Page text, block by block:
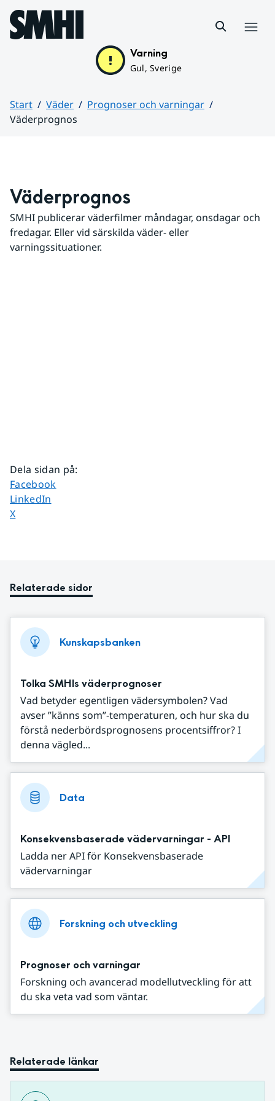
Hoppa till sidans innehåll
Varning
Gul, Sverige
Start Väder
Prognoser och varningar
Väderprognos
Väderprognos
SMHI publicerar väderfilmer måndagar, onsdagar och
fredagar. Eller vid särskilda väder- eller
varningssituationer.
Dela sidan på:
Dela sidan på
Facebook
Dela sidan på
LinkedIn
Dela sidan på
X
Relaterade sidor
Kunskapsbanken
Tolka SMHIs väderprognoser
Vad betyder egentligen vädersymbolen? Vad
avser ”känns som”-temperaturen, och hur ska du
förstå nederbördsprognosens procentsiffror? I
denna vägled...
Data
Konsekvensbaserade vädervarningar - API
Ladda ner API för Konsekvensbaserade
vädervarningar
Forskning och utveckling
Prognoser och varningar
Forskning och avancerad modellutveckling för att
du ska veta vad som väntar.
Relaterade länkar